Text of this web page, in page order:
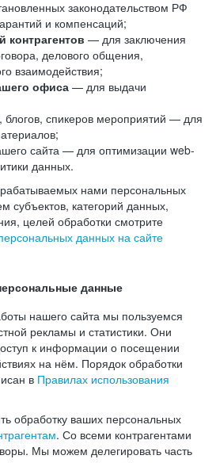
законодательством РФ
и компенсаций;
контрагентов — для заключения
делового общения,
взаимодействия;
офиса — для выдачи
блогов, спикеров мероприятий — для
сайта — для оптимизации web-
данных.
нами персональных
субъектов, категорий данных,
целей обработки смотрите
данных на сайте
данные
нашего сайта мы пользуемся
рекламы и статистики. Они
к информации о посещении
на нём. Порядок обработки
в Правилах использования
обработку ваших персональных
. Со всеми контрагентами
Мы можем делегировать часть